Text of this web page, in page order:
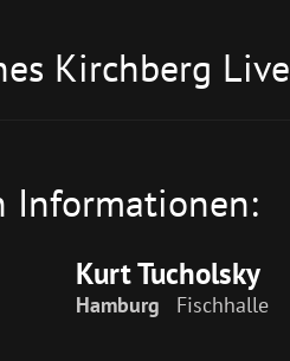
Kirchberg Live
Informationen:
Kurt Tucholsky
Hamburg Fischhalle